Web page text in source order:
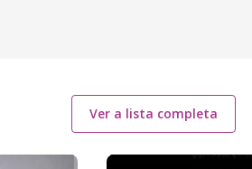
Ver a lista completa